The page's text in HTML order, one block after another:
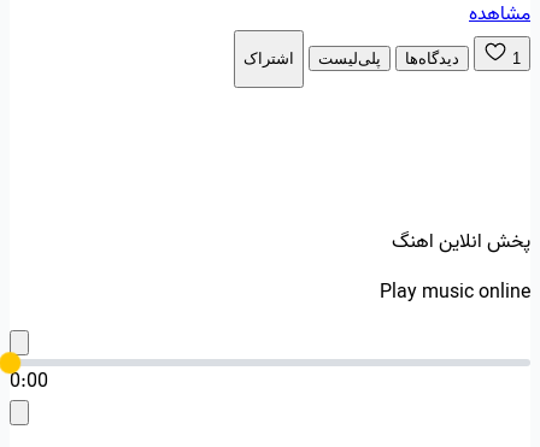
مشاهده
1 دیدگاه‌ها پلی‌لیست اشتراک
پخش انلاین اهنگ
Play music online
0:00